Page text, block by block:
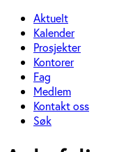
Aktuelt
Kalender
Prosjekter
Kontorer
Fag
Medlem
Kontakt oss
Søk